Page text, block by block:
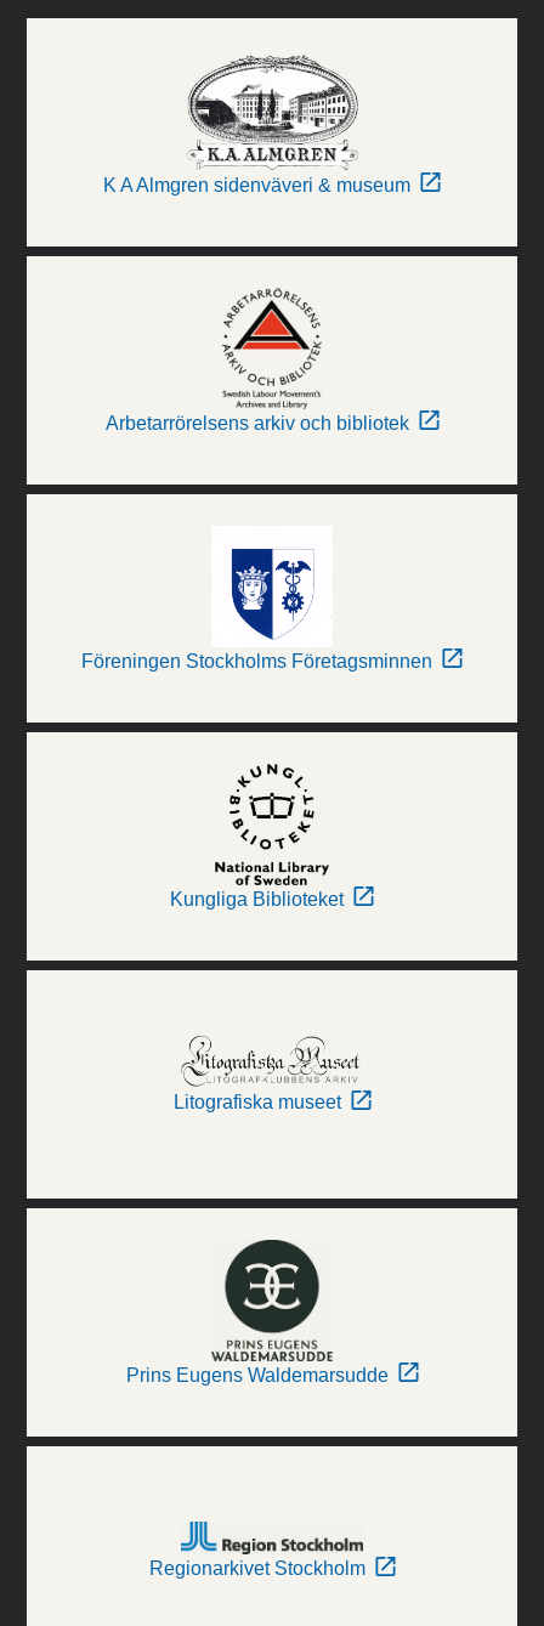
K A Almgren sidenväveri & museum
Arbetarrörelsens arkiv och bibliotek
Föreningen Stockholms Företagsminnen
Kungliga Biblioteket
Litografiska museet
Prins Eugens Waldemarsudde
Regionarkivet Stockholm